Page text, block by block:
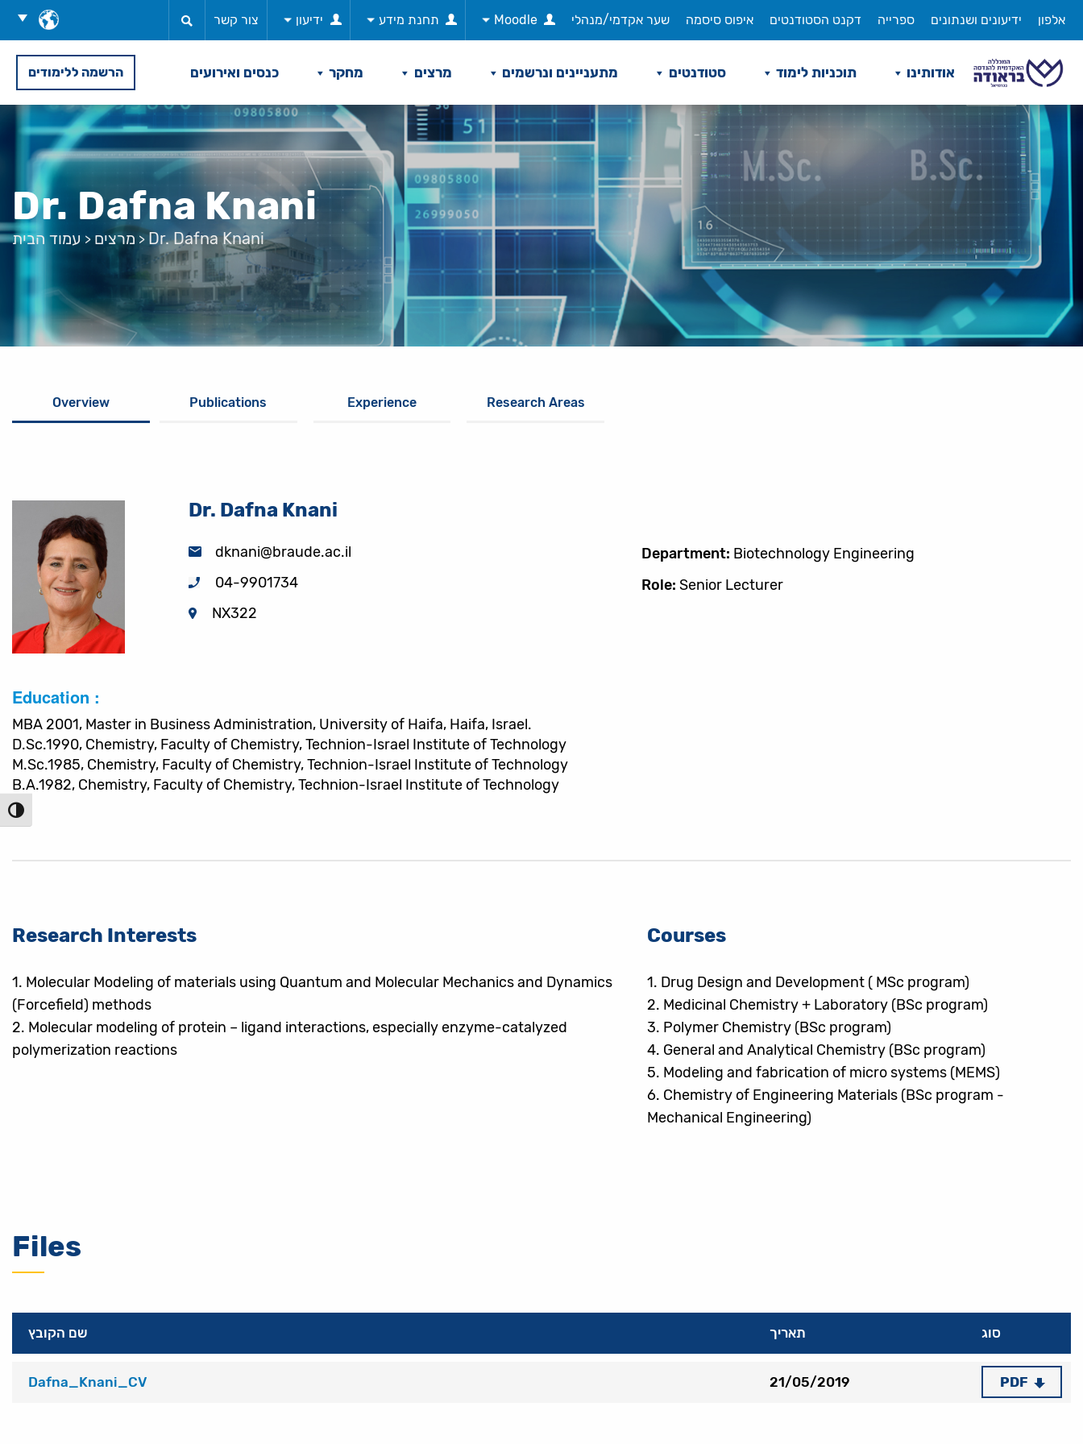
לתוכן
בחר
שפה
אלפון ידיעונים ושנתונים ספרייה דקנט הסטודנטים איפוס סיסמה שער אקדמי/מנהלי Moodle תחנת מידע ידיעון צור קשר
אודותינו תוכניות לימוד סטודנטים מתעניינים ונרשמים מרצים מחקר כנסים ואירועים הרשמה ללימודים
Dr. Dafna Knani
עמוד הבית >מרצים > Dr. Dafna Knani
Overview Publications Experience Research Areas
Dr. Dafna Knani
dknani@braude.ac.il
04-9901734
NX322
Department: Biotechnology Engineering
Role: Senior Lecturer
Education :
MBA 2001, Master in Business Administration, University of Haifa, Haifa, Israel.
D.Sc.1990, Chemistry, Faculty of Chemistry, Technion-Israel Institute of Technology
M.Sc.1985, Chemistry, Faculty of Chemistry, Technion-Israel Institute of Technology
B.A.1982, Chemistry, Faculty of Chemistry, Technion-Israel Institute of Technology
Research Interests
1. Molecular Modeling of materials using Quantum and Molecular Mechanics and Dynamics
(Forcefield) methods
2. Molecular modeling of protein – ligand interactions, especially enzyme-catalyzed
polymerization reactions
Courses
1. Drug Design and Development ( MSc program)
2. Medicinal Chemistry + Laboratory (BSc program)
3. Polymer Chemistry (BSc program)
4. General and Analytical Chemistry (BSc program)
5. Modeling and fabrication of micro systems (MEMS)
6. Chemistry of Engineering Materials (BSc program -
Mechanical Engineering)
Files
שם הקובץ תאריך סוג
Dafna_Knani_CV 21/05/2019 PDF